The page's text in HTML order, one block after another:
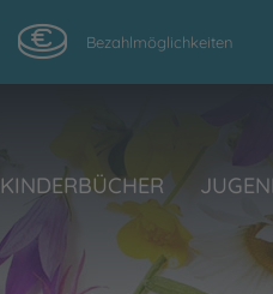
Bezahlmöglichkeiten
KINDERBÜCHER